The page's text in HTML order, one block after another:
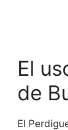
El
de
El